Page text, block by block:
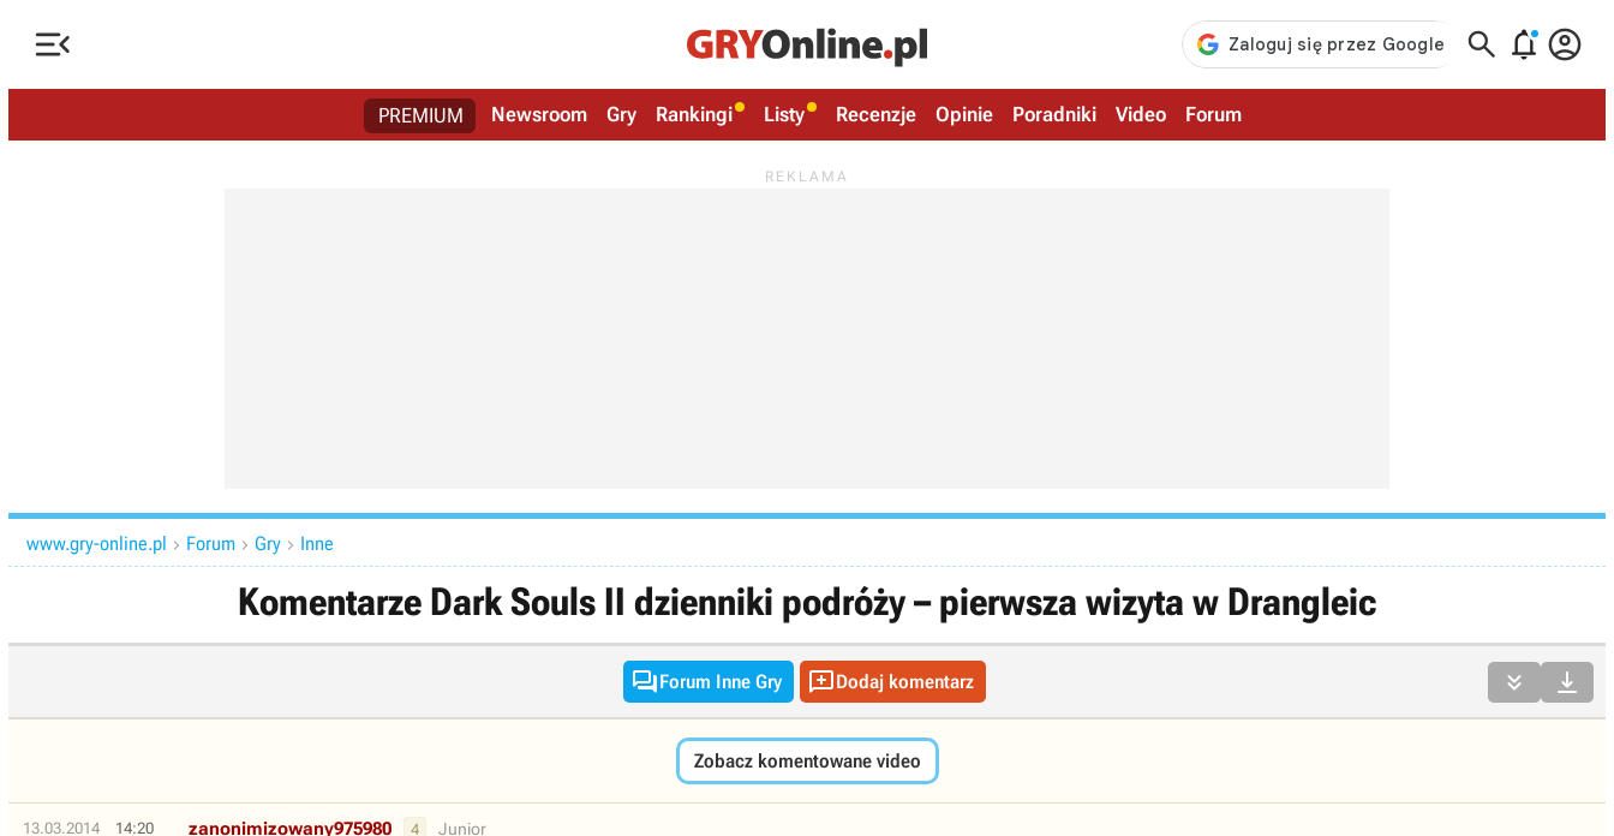
   
PREMIUM Newsroom Gry Rankingi Listy Recenzje Opinie Poradniki Video Forum
www.gry-online.pl  Forum  Gry  Inne
Komentarze Dark Souls II dzienniki podróży – pierwsza wizyta w Drangleic
Forum Inne Gry Dodaj komentarz  
Zobacz komentowane video
13.03.2014 14:20 zanonimizowany975980 4 Junior